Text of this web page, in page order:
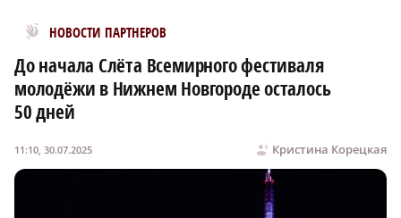
НОВОСТИ ПАРТНЕРОВ
Новости МирТесен
До начала Слёта Всемирного фестиваля
молодёжи в Нижнем Новгороде осталось
50 дней
Кристина Корецкая
11:10, 30.07.2025